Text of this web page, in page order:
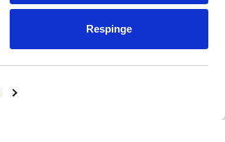
Respinge